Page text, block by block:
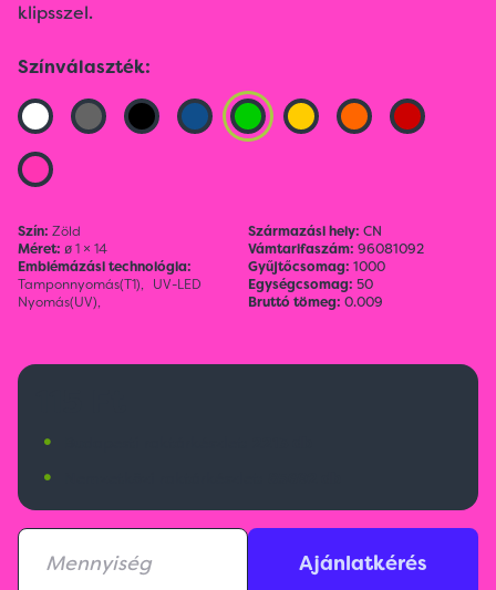
klipsszel.
Színválaszték:
Szín: Zöld
Méret: ø 1 × 14
Emblémázási technológia:
Tamponnyomás(T1), UV-LED
Nyomás(UV),
Származási hely: CN
Vámtarifaszám: 96081092
Gyűjtőcsomag: 1000
Egységcsomag: 50
Bruttó tömeg: 0.009
•
•
Ajánlatkérés